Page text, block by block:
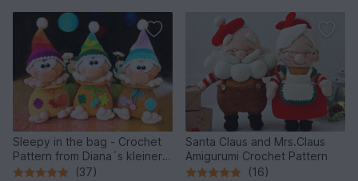
Sleepy in the bag - Crochet
Pattern from Diana´s kleiner
Häkelshop
(37)
Santa Claus and Mrs.Claus
Amigurumi Crochet Pattern
(16)